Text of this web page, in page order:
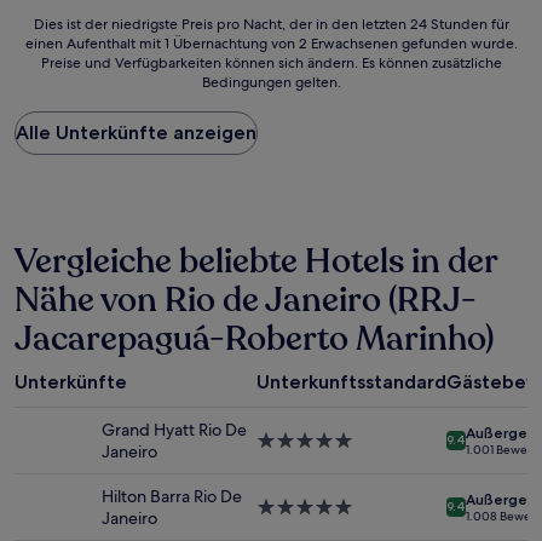
Dies
ist
Preis
pro
Nacht,
24 Stunden
für
einen
Aufenthalt
mit
1 Übernachtung
von
Verfügbarkeiten
Dies ist der niedrigste Preis pro Nacht, der in den letzten 24 Stunden für
einen Aufenthalt mit 1 Übernachtung von 2 Erwachsenen gefunden wurde.
Preise und Verfügbarkeiten können sich ändern. Es können zusätzliche
Bedingungen gelten.
Alle Unterkünfte anzeigen
Vergleiche beliebte Hotels in der
Nähe von Rio de Janeiro (RRJ-
Jacarepaguá-Roberto Marinho)
Unterkünfte Unterkunftsstandard
Grand Hyatt Rio De
Janeiro
5.0-
9.4
1.001
Hilton Barra Rio De
Janeiro
5.0-
9.4
1.008